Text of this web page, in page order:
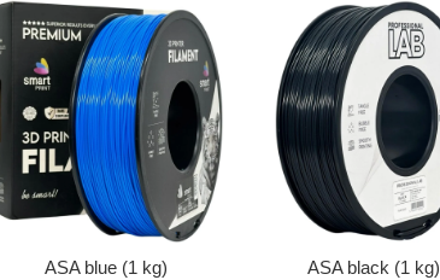
ASA blue (1 kg) ASA black (1 kg)